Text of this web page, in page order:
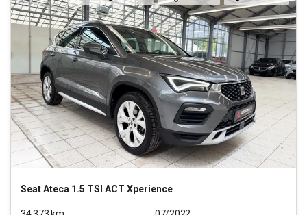
SeatAteca 1.5 TSI ACT Xperience